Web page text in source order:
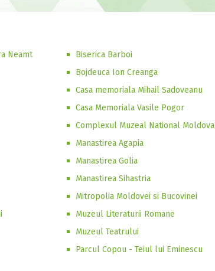
Neamt
Biserica Barboi
Bojdeuca Ion Creanga
Casa memoriala Mihail Sadoveanu
Casa Memoriala Vasile Pogor
Complexul Muzeal National Moldova
Manastirea Agapia
Manastirea Golia
Manastirea Sihastria
Mitropolia Moldovei si Bucovinei
Muzeul Literaturii Romane
Muzeul Teatrului
Parcul Copou - Teiul lui Eminescu